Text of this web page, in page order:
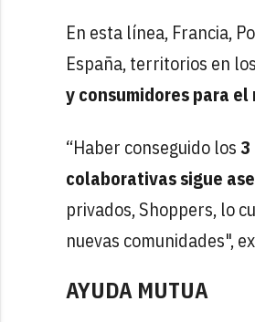
En esta línea, Francia,
España, territorios en
y consumidores para
“Haber conseguido los3
colaborativas sigue
privados, Shoppers, lo
nuevas comunidades",
AYUDA MUTUA